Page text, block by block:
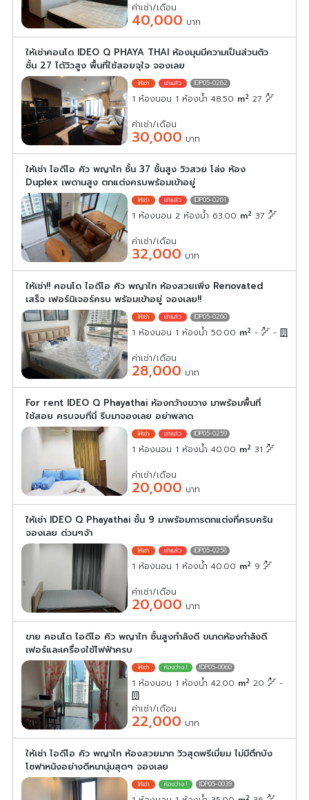
ค่าเช่า/เดือน
40,000 บาท
ให้เช่าคอนโด IDEO Q PHAYA THAI ห้องมุมมีความเป็นส่วนตัว
ชั้น 27 ได้วิวสูง พื้นที่ใช้สอยจุใจ จองเลย
IDP05-0262
1 ห้องนอน 1 ห้องน้ำ 48.50 m2 27
ค่าเช่า/เดือน
30,000 บาท
ให้เช่า ไอดีโอ คิว พญาไท ชั้น 37 ชั้นสูง วิวสวย โล่ง ห้อง
Duplex เพดานสูง ตกแต่งครบพร้อมเข้าอยู่
IDP05-0261
1 ห้องนอน 2 ห้องน้ำ 63.00 m2 37
ค่าเช่า/เดือน
32,000 บาท
ให้เช่า!! คอนโด ไอดีโอ คิว พญาไท ห้องสวยเพิ่ง Renovated
เสร็จ เฟอร์นิเจอร์ครบ พร้อมเข้าอยู่ จองเลย!!
IDP05-0260
1 ห้องนอน 1 ห้องน้ำ 50.00 m2 - -
ค่าเช่า/เดือน
28,000 บาท
For rent IDEO Q Phayathai ห้องกว้างขวาง มาพร้อมพื้นที่
ใช้สอย ครบจบที่นี่ รีบมาจองเลย อย่าพลาด
IDP05-0259
1 ห้องนอน 1 ห้องน้ำ 40.00 m2 31
ค่าเช่า/เดือน
20,000 บาท
ให้เช่า IDEO Q Phayathai ชั้น 9 มาพร้อมการตกแต่งที่ครบครัน
จองเลย ด่วนๆจ้า
IDP05-0258
1 ห้องนอน 1 ห้องน้ำ 40.00 m2 9
ค่าเช่า/เดือน
20,000 บาท
ขาย คอนโด ไอดีโอ คิว พญาไท ชั้นสูงกำลังดี ขนาดห้องกำลังดี
เฟอร์และเครื่องใช้ไฟฟ้าครบ
IDP05-0060
1 ห้องนอน 1 ห้องน้ำ 42.00 m2 20 -
ค่าเช่า/เดือน
22,000 บาท
ให้เช่า ไอดีโอ คิว พญาไท ห้องสวยมาก วิวสุดพรีเมี่ยม ไม่มีตึกบัง
โซฟาหนังอย่างดีหนานุ่มสุดๆ จองเลย
IDP05-0039
2